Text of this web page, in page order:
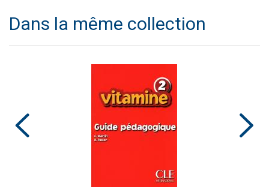
Dans la même collection